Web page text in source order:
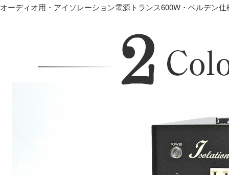
オーディオ用・アイソレーション電源トランス600W・ベルデン仕